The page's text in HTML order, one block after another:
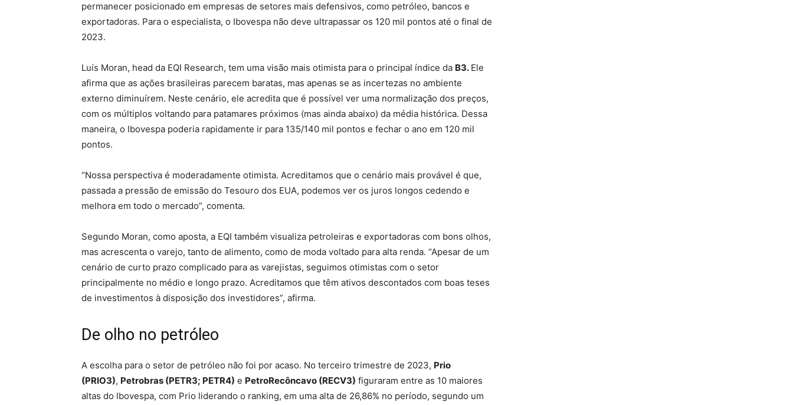
permanecer posicionado em empresas de setores mais defensivos, como petróleo, bancos e
exportadoras. Para o especialista, o Ibovespa não deve ultrapassar os 120 mil pontos até o final de
2023.
Luís Moran, head da EQI Research, tem uma visão mais otimista para o principal índice da B3. Ele
afirma que as ações brasileiras parecem baratas, mas apenas se as incertezas no ambiente
externo diminuírem. Neste cenário, ele acredita que é possível ver uma normalização dos preços,
com os múltiplos voltando para patamares próximos (mas ainda abaixo) da média histórica. Dessa
maneira, o Ibovespa poderia rapidamente ir para 135/140 mil pontos e fechar o ano em 120 mil
pontos.
“Nossa perspectiva é moderadamente otimista. Acreditamos que o cenário mais provável é que,
passada a pressão de emissão do Tesouro dos EUA, podemos ver os juros longos cedendo e
melhora em todo o mercado”, comenta.
Segundo Moran, como aposta, a EQI também visualiza petroleiras e exportadoras com bons olhos,
mas acrescenta o varejo, tanto de alimento, como de moda voltado para alta renda. “Apesar de um
cenário de curto prazo complicado para as varejistas, seguimos otimistas com o setor
principalmente no médio e longo prazo. Acreditamos que têm ativos descontados com boas teses
de investimentos à disposição dos investidores”, afirma.
De olho no petróleo
A escolha para o setor de petróleo não foi por acaso. No terceiro trimestre de 2023, Prio
(PRIO3), Petrobras (PETR3; PETR4) e PetroRecôncavo (RECV3) figuraram entre as 10 maiores
altas do Ibovespa, com Prio liderando o ranking, em uma alta de 26,86% no período, segundo um